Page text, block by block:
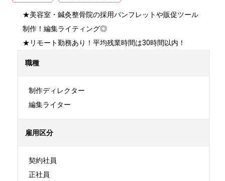
★美容室・鍼灸整骨院の採用パンフレットや販促ツール
制作！編集ライティング◎
★リモート勤務あり！平均残業時間は30時間以内！
職種
制作ディレクター
編集ライター
雇用区分
契約社員
正社員